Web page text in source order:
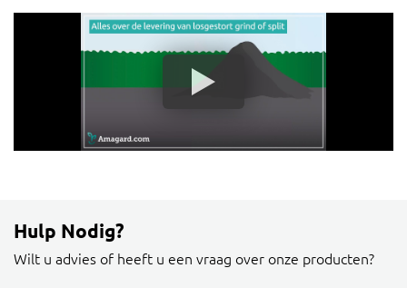
Hulp Nodig?
Wilt u advies of heeft u een vraag over onze producten?